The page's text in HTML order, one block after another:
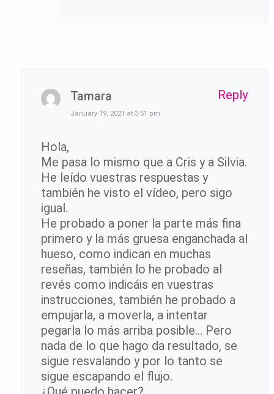
Tamara
January 19, 2021 at 3:51 pm
Hola,
Me pasa lo mismo que a Cris y a Silvia.
He leído vuestras respuestas y
también he visto el vídeo, pero sigo
igual.
He probado a poner la parte más fina
primero y la más gruesa enganchada al
hueso, como indican en muchas
reseñas, también lo he probado al
revés como indicáis en vuestras
instrucciones, también he probado a
empujarla, a moverla, a intentar
pegarla lo más arriba posible… Pero
nada de lo que hago da resultado, se
sigue resvalando y por lo tanto se
sigue escapando el flujo.
Reply